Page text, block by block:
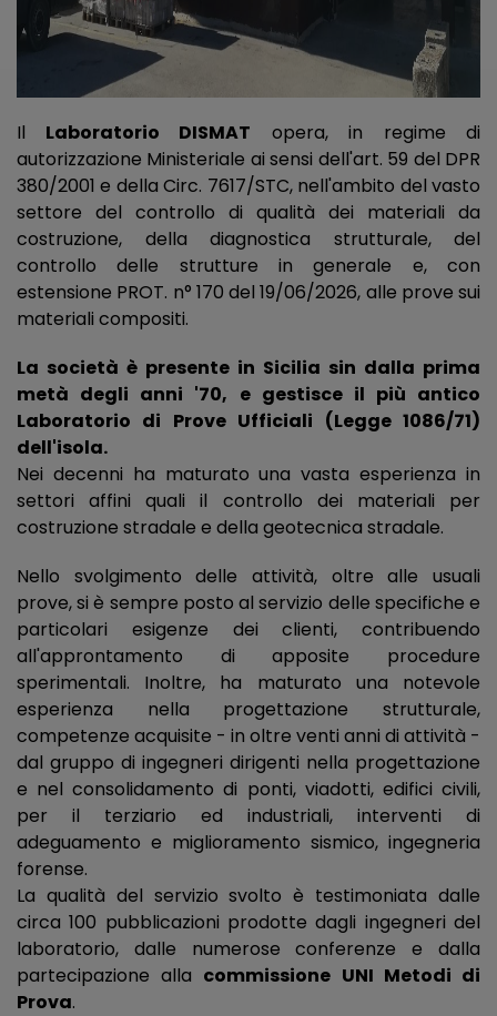
Il Laboratorio DISMAT opera, in regime di
autorizzazione Ministeriale ai sensi dell'art. 59 del DPR
380/2001 e della Circ. 7617/STC, nell'ambito del vasto
settore del controllo di qualità dei materiali da
costruzione, della diagnostica strutturale, del
controllo delle strutture in generale e, con
estensione PROT. n° 170 del 19/06/2026, alle prove sui
materiali compositi.
La società è presente in Sicilia sin dalla prima
metà degli anni '70, e gestisce il più antico
Laboratorio di Prove Ufficiali (Legge 1086/71)
dell'isola.
Nei decenni ha maturato una vasta esperienza in
settori affini quali il controllo dei materiali per
costruzione stradale e della geotecnica stradale.
Nello svolgimento delle attività, oltre alle usuali
prove, si è sempre posto al servizio delle specifiche e
particolari esigenze dei clienti, contribuendo
all'approntamento di apposite procedure
sperimentali. Inoltre, ha maturato una notevole
esperienza nella progettazione strutturale,
competenze acquisite - in oltre venti anni di attività -
dal gruppo di ingegneri dirigenti nella progettazione
e nel consolidamento di ponti, viadotti, edifici civili,
per il terziario ed industriali, interventi di
adeguamento e miglioramento sismico, ingegneria
forense.
La qualità del servizio svolto è testimoniata dalle
circa 100 pubblicazioni prodotte dagli ingegneri del
laboratorio, dalle numerose conferenze e dalla
partecipazione alla commissione UNI Metodi di
Prova.